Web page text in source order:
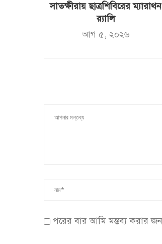
সাতক্ষীরায় ছাত্রশিবিরের ম্যারাথন
র‌্যালি
আগ ৫, ২০২৬
পরের বার আমি মন্তব্য করার